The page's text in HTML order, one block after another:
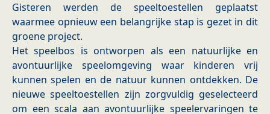
Gisteren werden de speeltoestellen geplaatst
waarmee opnieuw een belangrijke stap is gezet in dit
groene project.
Het speelbos is ontworpen als een natuurlijke en
avontuurlijke speelomgeving waar kinderen vrij
kunnen spelen en de natuur kunnen ontdekken. De
nieuwe speeltoestellen zijn zorgvuldig geselecteerd
om een scala aan avontuurlijke speelervaringen te